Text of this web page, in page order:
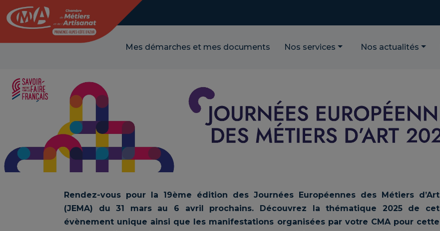
Mes démarches et mes documents Nos services Nos actualités
Rendez-vous pour la 19ème édition des Journées Européennes des Métiers d’Art
(JEMA) du 31 mars au 6 avril prochains. Découvrez la thématique 2025 de cet
évènement unique ainsi que les manifestations organisées par votre CMA pour cette
Panneau de gestion des cookies